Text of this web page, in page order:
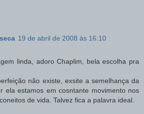
19 de abril de 2008 às 16:10
linda, adoro Chaplim, bela escolha pra
não existe, exsite a semelhança da
ela estamos em cosntante movimento nos
de vida. Talvez fica a palavra ideal.